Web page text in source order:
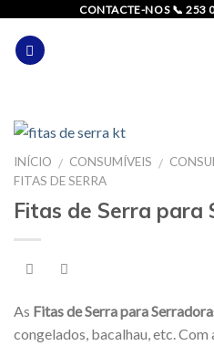
content
CONTACTE-NOS 📞
INÍCIO / CONSUMÍVEIS /
FITAS DE SERRA
Fitas de Serra para
As Fitas de Serra para
congelados, bacalhau, etc.